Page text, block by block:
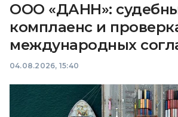
ООО «ДАНН»:
комплаенс и
международных
04.08.2026, 15:40